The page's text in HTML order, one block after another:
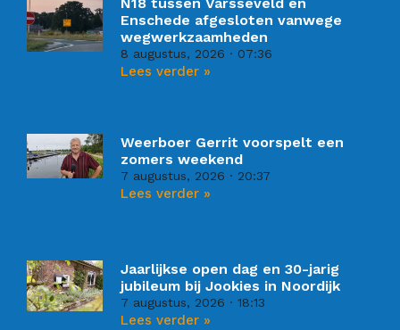
Enschede afgesloten vanwege
wegwerkzaamheden
8 augustus, 2026 07:36
Lees verder »
Weerboer Gerrit voorspelt een
zomers weekend
7 augustus, 2026 20:37
Lees verder »
Jaarlijkse open dag en 30-jarig
jubileum bij Jookies in Noordijk
7 augustus, 2026 18:13
Lees verder »